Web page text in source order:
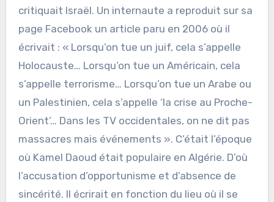
critiquait Israël. Un internaute a reproduit sur sa
page Facebook un article paru en 2006 où il
écrivait : « Lorsqu’on tue un juif, cela s’appelle
Holocauste… Lorsqu’on tue un Américain, cela
s’appelle terrorisme… Lorsqu’on tue un Arabe ou
un Palestinien, cela s’appelle ‘la crise au Proche-
Orient’… Dans les TV occidentales, on ne dit pas
massacres mais événements ». C’était l’époque
où Kamel Daoud était populaire en Algérie. D’où
l’accusation d’opportunisme et d’absence de
sincérité. Il écrirait en fonction du lieu où il se